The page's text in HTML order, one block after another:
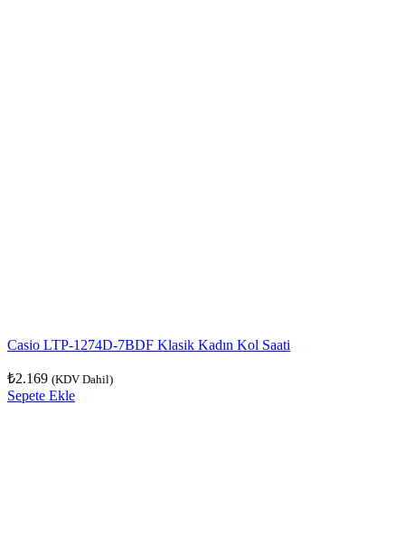
Casio LTP-1274D-7BDF Klasik Kadın Kol Saati
₺2.169 (KDV Dahil)
Sepete Ekle